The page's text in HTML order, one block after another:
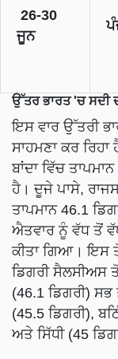
26-30
ਜੂਨ
ਉੱਤਰ ਭਾਰਤ 'ਚ ਸਦੀ
ਇਸ ਵਾਰ ਉੱਤਰੀ
ਸਾਹਮਣਾ ਕਰ
ਬਾਂਦਾ ਵਿੱਚ
ਹੈ। ਦੂਜੇ ਪਾਸੇ,
ਤਾਪਮਾਨ 46.1
ਐਤਵਾਰ ਨੂੰ ਵੱਧ ਤੋਂ
ਕੀਤਾ ਗਿਆ। ਇਸ
ਡਿਗਰੀ ਸੈਲਸੀਅਸ
(46.1 ਡਿਗਰੀ) ਸਭ
(45.5 ਡਿਗਰੀ),
ਅਤੇ ਸਿੱਧੀ (45